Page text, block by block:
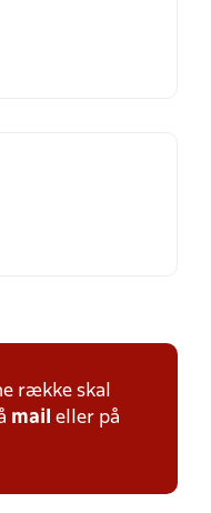
række skal
mail eller på